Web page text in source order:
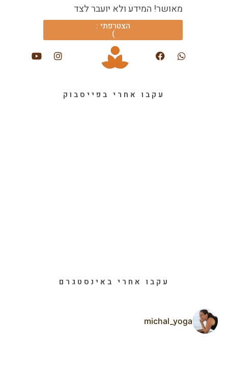
מאושר! המידע ולא יועבר לצד
הצטרפתי :
)
עקבו אחרי בפייסבוק
עקבו אחרי באינסטגרם
michal_yoga